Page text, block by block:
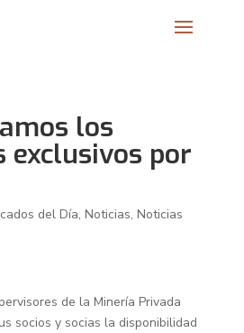
los
exclusivos por
del Día, Noticias, Noticias
de la Minería Privada
socios y socias la disponibilidad